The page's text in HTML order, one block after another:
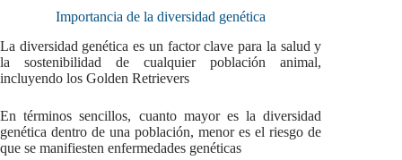
Importancia de la diversidad genética
La diversidad genética es un factor clave para la salud y
la sostenibilidad de cualquier población animal,
incluyendo los Golden Retrievers
En términos sencillos, cuanto mayor es la diversidad
genética dentro de una población, menor es el riesgo de
que se manifiesten enfermedades genéticas